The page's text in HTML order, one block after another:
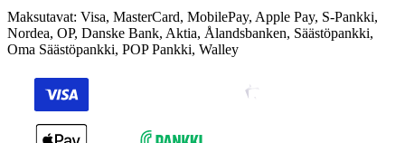
Maksutavat: Visa, MasterCard, MobilePay, Apple Pay, S-Pankki,
Nordea, OP, Danske Bank, Aktia, Ålandsbanken, Säästöpankki,
Oma Säästöpankki, POP Pankki, Walley